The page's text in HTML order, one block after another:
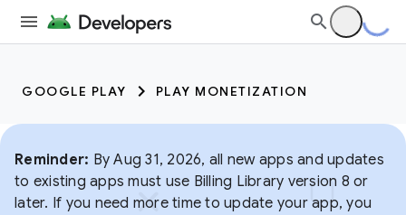
GOOGLE PLAY PLAY MONETIZATION
Reminder: By Aug 31, 2026, all new apps and updates
to existing apps must use Billing Library version 8 or
later. If you need more time to update your app, you